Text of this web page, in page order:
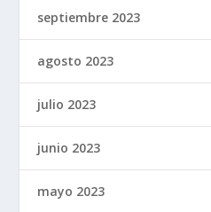
septiembre 2023
agosto 2023
julio 2023
junio 2023
mayo 2023